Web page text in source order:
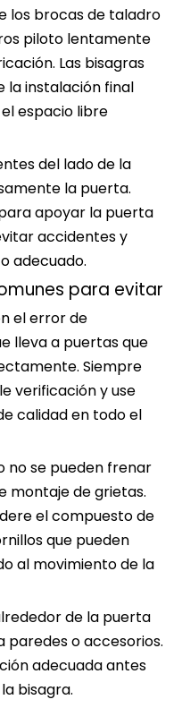
los brocas de taladro
piloto lentamente
Las bisagras
la instalación final
espacio libre
del lado de la
la puerta.
apoyar la puerta
accidentes y
adecuado.
para evitar
el error de
lleva a puertas que
Siempre
verificación y use
calidad en todo el
no se pueden frenar
montaje de grietas.
el compuesto de
que pueden
al movimiento de la
de la puerta
paredes o accesorios.
adecuada antes
bisagra.